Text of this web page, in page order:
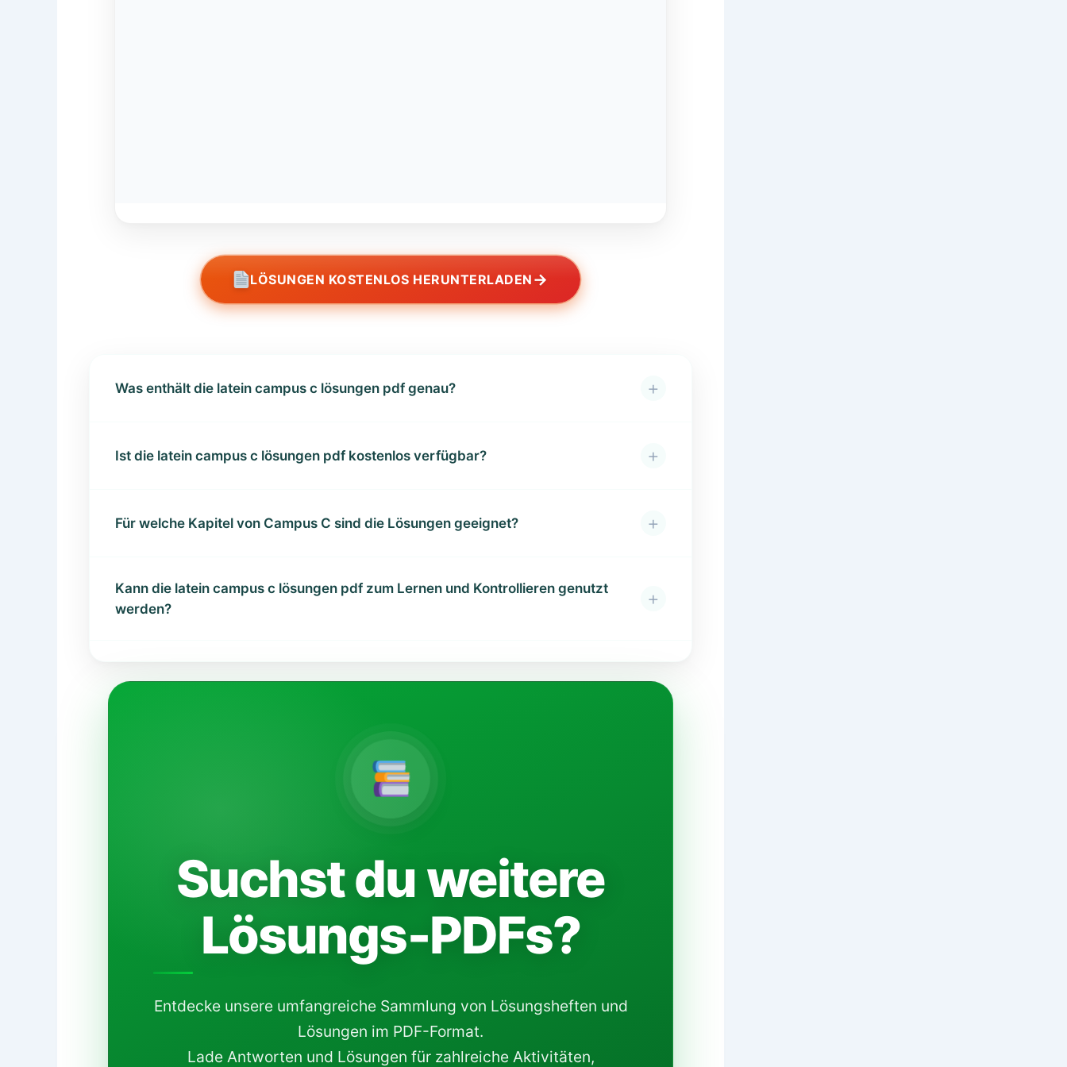
LÖSUNGEN KOSTENLOS HERUNTERLADEN →
Was enthält die latein campus c lösungen pdf genau? +
Ist die latein campus c lösungen pdf kostenlos verfügbar? +
Für welche Kapitel von Campus C sind die Lösungen geeignet? +
Kann die latein campus c lösungen pdf zum Lernen und Kontrollieren genutzt
werden?
+
Suchst du weitere
Lösungs-PDFs?
Entdecke unsere umfangreiche Sammlung von Lösungsheften und
Lösungen im PDF-Format.
Lade Antworten und Lösungen für zahlreiche Aktivitäten,